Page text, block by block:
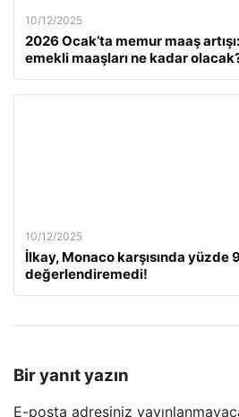
10/12/2025
2026 Ocak’ta memur maaş
emekli maaşları ne kadar
10/12/2025
İlkay, Monaco karşısında yüzde
değerlendiremedi!
Bir yanıt yazın
E-posta adresiniz